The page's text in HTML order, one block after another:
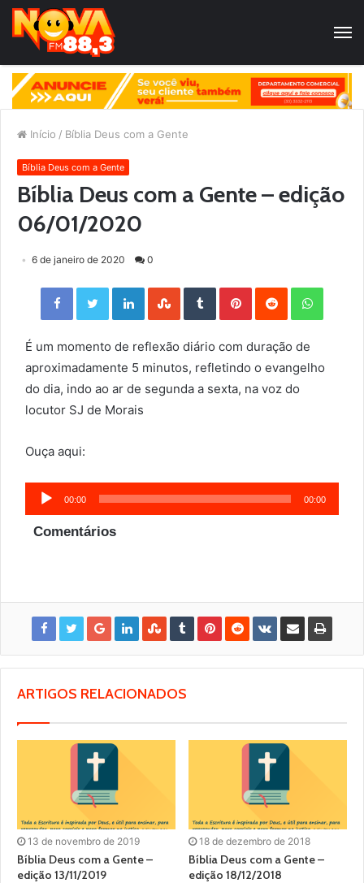
Início / Bíblia Deus com a Gente
Bíblia Deus com a Gente
Bíblia Deus com a Gente – edição
06/01/2020
6 de janeiro de 2020 0
Facebook Twitter LinkedIn StumbleUpon Tumblr Pinterest Reddit
É um momento de reflexão diário com duração de
aproximadamente 5 minutos, refletindo o evangelho
do dia, indo ao ar de segunda a sexta, na voz do
locutor SJ de Morais
Ouça aqui:
Tocador
de
áudio
00:00 00:00
Comentários
ARTIGOS RELACIONADOS
13 de novembro de 2019
Bíblia Deus com a Gente –
edição 13/11/2019
18 de dezembro de 2018
Bíblia Deus com a Gente –
edição 18/12/2018